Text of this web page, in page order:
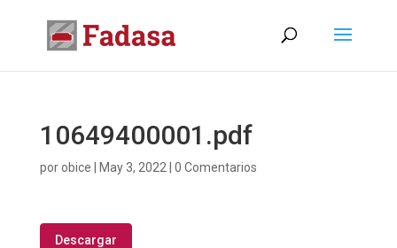
10649400001.pdf
porobice May 3, 2022 0 Comentarios
Descargar